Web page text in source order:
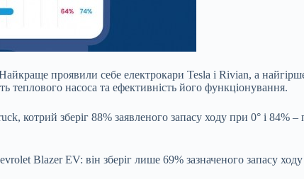
проявили себе електрокари Tesla і Rivian, а
теплового насоса та ефективність його функціонування.
котрий зберіг 88% заявленого запасу ходу при 0° і 84%
Blazer EV: він зберіг лише 69% зазначеного запасу